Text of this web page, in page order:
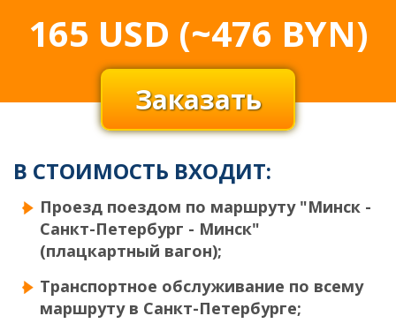
165 USD (~476 BYN)
Заказать
В СТОИМОСТЬ ВХОДИТ:
Проезд поездом по маршруту "Минск -
Санкт-Петербург - Минск"
(плацкартный вагон);
Транспортное обслуживание по всему
маршруту в Санкт-Петербурге;